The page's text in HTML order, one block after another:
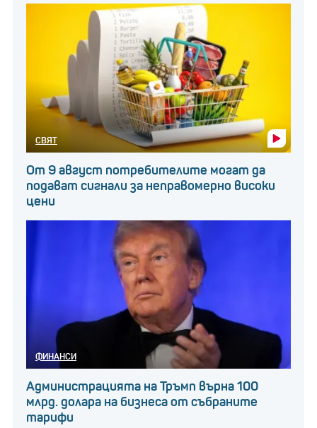
СВЯТ
От 9 август потребителите могат да
подават сигнали за неправомерно високи
цени
ФИНАНСИ
Администрацията на Тръмп върна 100
млрд. долара на бизнеса от събраните
тарифи